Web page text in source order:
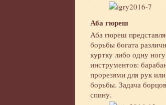
Аба гюреш
Аба гюреш
борьбы богата
куртку либо одну
инструментов:
прорезями для рук
борьбы. Задача
спину.